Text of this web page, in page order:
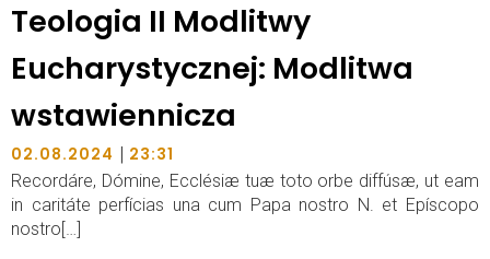
Teologia II Modlitwy
Eucharystycznej: Modlitwa
wstawiennicza
02.08.2024 | 23:31
Recordáre, Dómine, Ecclésiæ tuæ toto orbe diffúsæ, ut eam
in caritáte perfícias una cum Papa nostro N. et Epíscopo
nostro[…]